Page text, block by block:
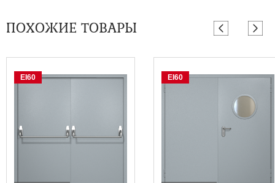
ПОХОЖИЕ ТОВАРЫ
EI60 EI60